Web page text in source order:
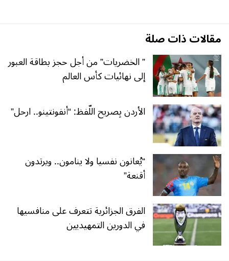
مقالات ذات صلة
” الخضريات” من أجل حجز بطاقة العبور
إلى نهائيات كأس العالم
الأردن بِصريح اللّفظ: “أنفونتينو.. ارحل”
“يُعانون نفسيا ولا ينامون.. ويرتدون
أقنعة”
الفرق الجزائرية تتعرف على منافسيها
في الدورين التمهيديين